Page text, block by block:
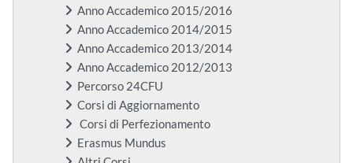
Anno Accademico 2015/2016
Anno Accademico 2014/2015
Anno Accademico 2013/2014
Anno Accademico 2012/2013
Percorso 24CFU
Corsi di Aggiornamento
Corsi di Perfezionamento
Erasmus Mundus